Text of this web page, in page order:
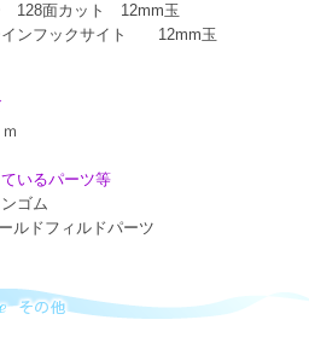
128面カット 12mm玉
インフックサイト 12mm玉
いるパーツ等
ゴム
ルドフィルドパーツ